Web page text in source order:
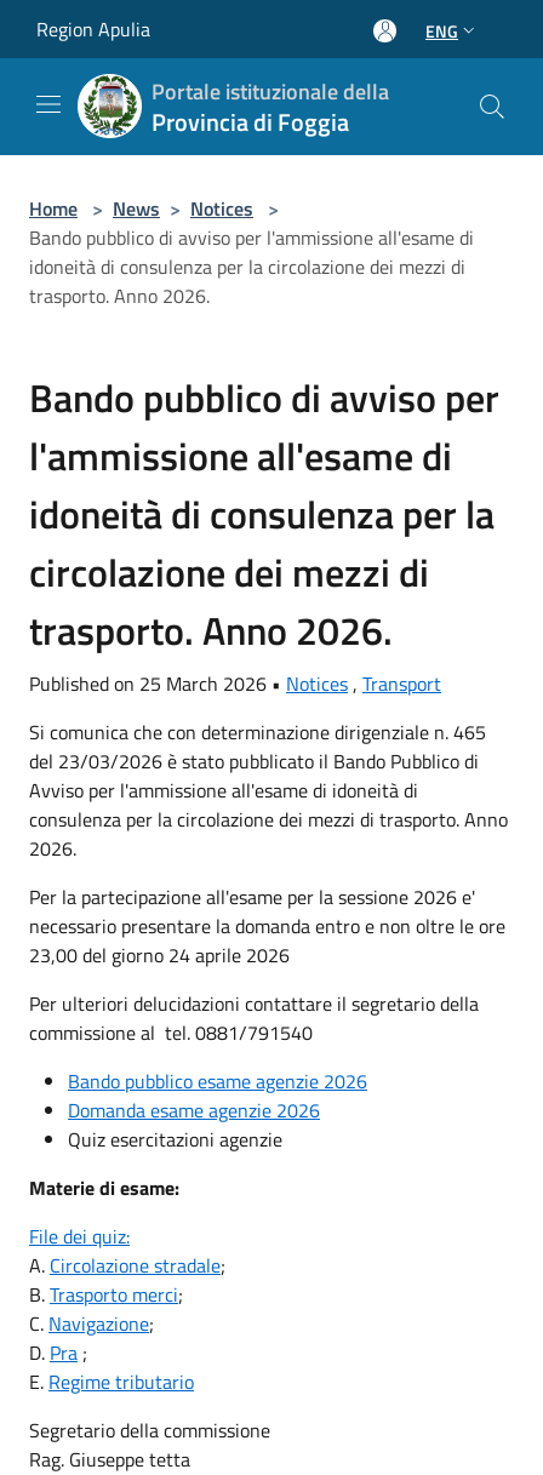
Region Apulia ENG
Portale istituzionale della
Provincia di Foggia
Home > News > Notices >
Bando pubblico di avviso per l'ammissione all'esame di
idoneità di consulenza per la circolazione dei mezzi di
trasporto. Anno 2026.
Bando pubblico di avviso per
l'ammissione all'esame di
idoneità di consulenza per la
circolazione dei mezzi di
trasporto. Anno 2026.
Published on 25 March 2026 • Notices , Transport
Si comunica che con determinazione dirigenziale n. 465
del 23/03/2026 è stato pubblicato il Bando Pubblico di
Avviso per l'ammissione all'esame di idoneità di
consulenza per la circolazione dei mezzi di trasporto. Anno
2026.
Per la partecipazione all'esame per la sessione 2026 e'
necessario presentare la domanda entro e non oltre le ore
23,00 del giorno 24 aprile 2026
Per ulteriori delucidazioni contattare il segretario della
commissione al tel. 0881/791540
Bando pubblico esame agenzie 2026
Domanda esame agenzie 2026
Quiz esercitazioni agenzie
Materie di esame:
File dei quiz:
A. Circolazione stradale;
B.Trasporto merci;
C. Navigazione;
D. Pra ;
E. Regime tributario
Segretario della commissione
Rag. Giuseppe tetta